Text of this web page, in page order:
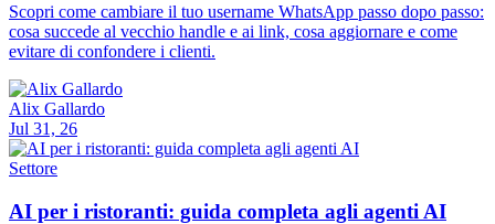
Scopri come cambiare il tuo username WhatsApp passo dopo passo:
cosa succede al vecchio handle e ai link, cosa aggiornare e come
evitare di confondere i clienti.
Alix Gallardo
Jul 31, 26
Settore
AI per i ristoranti: guida completa agli agenti AI